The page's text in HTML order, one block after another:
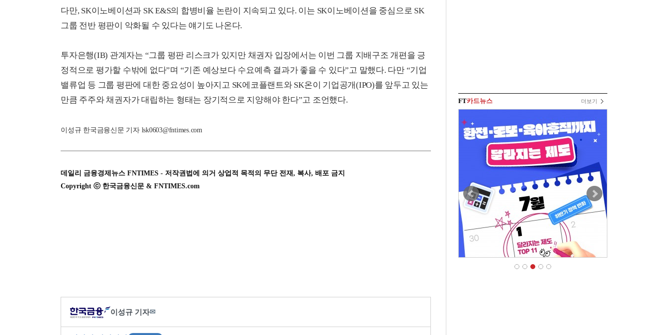
다만, SK이노베이션과 SK E&S의 합병비율 논란이 지속되고 있다. 이는 SK이노베이션을 중심으로 SK
그룹 전반 평판이 악화될 수 있다는 얘기도 나온다.
투자은행(IB) 관계자는 “그룹 평판 리스크가 있지만 채권자 입장에서는 이번 그룹 지배구조 개편을 긍
정적으로 평가할 수밖에 없다”며 “기존 예상보다 수요예측 결과가 좋을 수 있다”고 말했다. 다만 “기업
밸류업 등 그룹 평판에 대한 중요성이 높아지고 SK에코플랜트와 SK온이 기업공개(IPO)를 앞두고 있는
만큼 주주와 채권자가 대립하는 형태는 장기적으로 지양해야 한다”고 조언했다.
이성규 한국금융신문 기자 lsk0603@fntimes.com
데일리 금융경제뉴스 FNTIMES - 저작권법에 의거 상업적 목적의 무단 전재, 복사, 배포 금지
Copyright ⓒ 한국금융신문 & FNTIMES.com
이성규 기자✉
FT카드뉴스 더보기